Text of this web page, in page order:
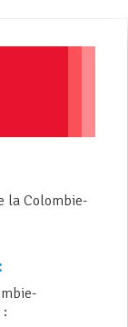
la Colombie-